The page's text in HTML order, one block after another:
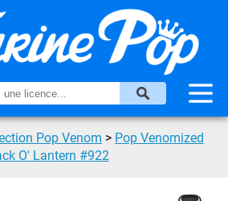
Pop Venom > Pop Venomized
O' Lantern #922